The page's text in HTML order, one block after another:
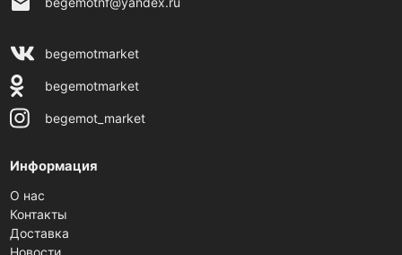
begemotmarket
begemotmarket
begemot_market
Информация
О нас
Контакты
Доставка
Новости